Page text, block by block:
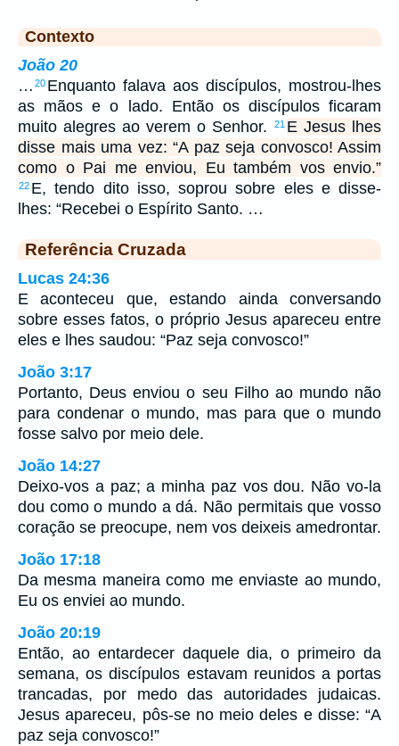
Contexto
João 20
… 20 Enquanto falava aos discípulos, mostrou-lhes
as mãos e o lado. Então os discípulos ficaram
muito alegres ao verem o Senhor.
21 E Jesus lhes
disse mais uma vez: “A paz seja convosco! Assim
como o Pai me enviou, Eu também vos envio.”
22 E, tendo dito isso, soprou sobre eles e disse-
lhes: “Recebei o Espírito Santo. …
Referência Cruzada
Lucas 24:36
E aconteceu que, estando ainda conversando
sobre esses fatos, o próprio Jesus apareceu entre
eles e lhes saudou: “Paz seja convosco!”
João 3:17
Portanto, Deus enviou o seu Filho ao mundo não
para condenar o mundo, mas para que o mundo
fosse salvo por meio dele.
João 14:27
Deixo-vos a paz; a minha paz vos dou. Não vo-la
dou como o mundo a dá. Não permitais que vosso
coração se preocupe, nem vos deixeis amedrontar.
João 17:18
Da mesma maneira como me enviaste ao mundo,
Eu os enviei ao mundo.
João 20:19
Então, ao entardecer daquele dia, o primeiro da
semana, os discípulos estavam reunidos a portas
trancadas, por medo das autoridades judaicas.
Jesus apareceu, pôs-se no meio deles e disse: “A
paz seja convosco!”